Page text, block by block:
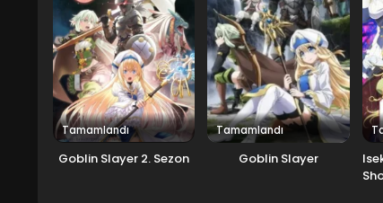
Tamamlandı
Goblin Slayer 2. Sezon
Tamamlandı
Goblin Slayer